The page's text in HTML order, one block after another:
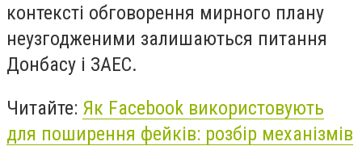
контексті обговорення мирного плану
неузгодженими залишаються питання
Донбасу і ЗАЕС.
Читайте: Як Facebook використовують
для поширення фейків: розбір механізмів